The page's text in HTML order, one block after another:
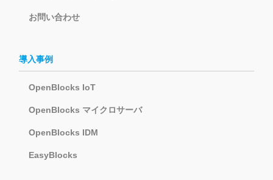
お問い合わせ
導入事例
OpenBlocks IoT
OpenBlocks マイクロサーバ
OpenBlocks IDM
EasyBlocks